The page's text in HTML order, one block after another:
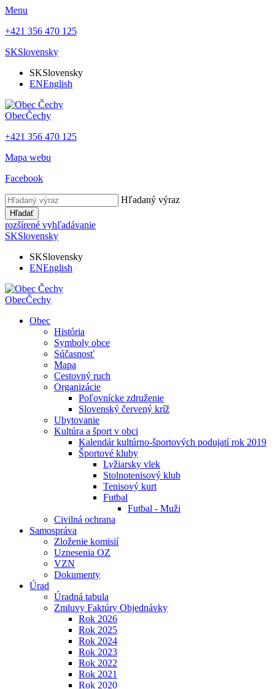
Menu
+421 356 470 125
SKSlovensky
SKSlovensky
ENEnglish
ObecČechy
+421 356 470 125
Mapa webu
Facebook
Hľadaný výraz
Hľadať
rozšírené vyhľadávanie
SKSlovensky
SKSlovensky
ENEnglish
ObecČechy
Obec
História
Symboly obce
Súčasnosť
Mapa
Cestovný ruch
Organizácie
Poľovnícke združenie
Slovenský červený kríž
Ubytovanie
Kultúra a šport v obci
Kalendár kultúrno-športových podujatí rok 2019
Športové kluby
Lyžiarsky vlek
Stolnotenisový klub
Tenisový kurt
Futbal
Futbal - Muži
Civilná ochrana
Samospráva
Zloženie komisií
Uznesenia OZ
VZN
Dokumenty
Úrad
Úradná tabula
Zmluvy Faktúry Objednávky
Rok 2026
Rok 2025
Rok 2024
Rok 2023
Rok 2022
Rok 2021
Rok 2020